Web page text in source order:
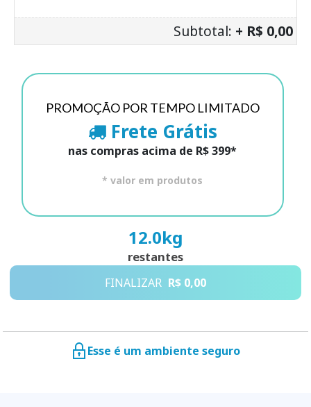
Subtotal: + R$ 0,00
PROMOÇÃO POR TEMPO LIMITADO
Frete Grátis
nas compras acima de R$ 399*
* valor em produtos
12.0kg
restantes
FINALIZAR R$ 0,00
Esse é um ambiente seguro